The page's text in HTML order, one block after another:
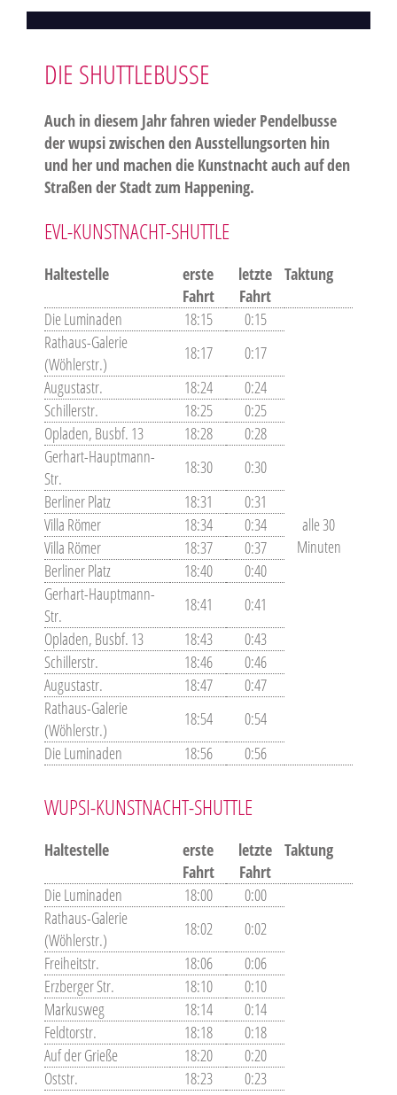
DIE SHUTTLEBUSSE
Auch in diesem Jahr fahren wieder Pendelbusse
der wupsi zwischen den Ausstellungsorten hin
und her und machen die Kunstnacht auch auf den
Straßen der Stadt zum Happening.
EVL-KUNSTNACHT-SHUTTLE
Haltestelle
erste
Fahrt
letzte
Fahrt
Taktung
Die Luminaden 18:15 0:15
alle 30
Minuten
Rathaus-Galerie
(Wöhlerstr.)
18:17
0:17
Augustastr.
18:24
0:24
Schillerstr.
18:25
0:25
Opladen, Busbf. 13
18:28
0:28
Gerhart-Hauptmann-
Str.
18:30
0:30
Berliner Platz
18:31
0:31
Villa Römer
18:34
0:34
Villa Römer
18:37
0:37
Berliner Platz
18:40
0:40
Gerhart-Hauptmann-
Str.
18:41
0:41
Opladen, Busbf. 13
18:43
0:43
Schillerstr.
18:46
0:46
Augustastr.
18:47
0:47
Rathaus-Galerie
(Wöhlerstr.)
18:54
0:54
Die Luminaden
18:56 0:56
WUPSI-KUNSTNACHT-SHUTTLE
Haltestelle
erste
Fahrt
letzte
Fahrt
Taktung
Die Luminaden 18:00
0:00
Rathaus-Galerie
(Wöhlerstr.)
18:02
0:02
Freiheitstr.
18:06
0:06
Erzberger Str.
18:10
0:10
Markusweg
18:14
0:14
Feldtorstr.
18:18
0:18
Auf der Grieße
18:20
0:20
Oststr.
18:23
0:23